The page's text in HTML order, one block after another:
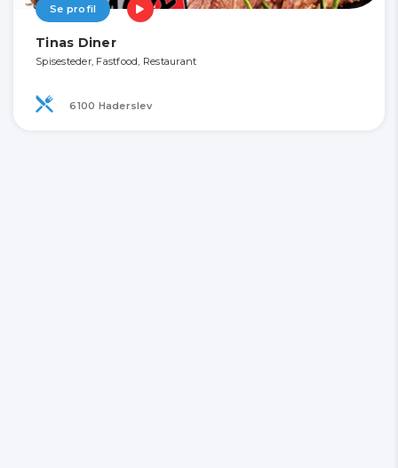
Se profil
Tinas Diner
Spisesteder, Fastfood, Restaurant
6100 Haderslev